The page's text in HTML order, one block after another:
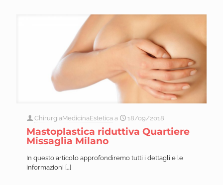
ChirurgiaMedicinaEstetica a 18/09/2018
Mastoplastica riduttiva Quartiere
Missaglia Milano
In questo articolo approfondiremo tutti i dettagli e le
informazioni […]